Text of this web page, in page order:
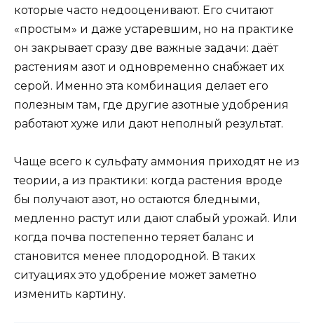
которые часто недооценивают. Его считают
«простым» и даже устаревшим, но на практике
он закрывает сразу две важные задачи: даёт
растениям азот и одновременно снабжает их
серой. Именно эта комбинация делает его
полезным там, где другие азотные удобрения
работают хуже или дают неполный результат.
Чаще всего к сульфату аммония приходят не из
теории, а из практики: когда растения вроде
бы получают азот, но остаются бледными,
медленно растут или дают слабый урожай. Или
когда почва постепенно теряет баланс и
становится менее плодородной. В таких
ситуациях это удобрение может заметно
изменить картину.